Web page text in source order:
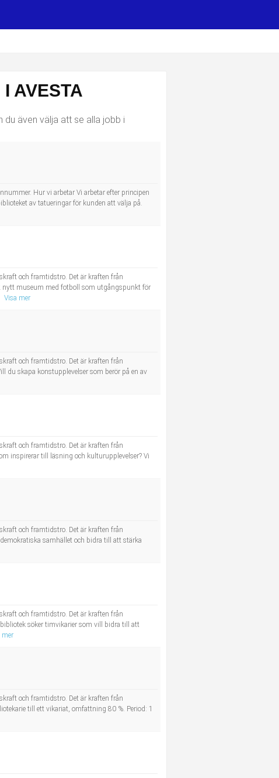
AVESTA
du även välja att se alla jobb i
Hur vi arbetar Vi arbetar efter principen
av tatueringar för kunden att välja på.
och framtidstro. Det är kraften från
nytt museum med fotboll som utgångspunkt för
Visa mer
och framtidstro. Det är kraften från
du skapa konstupplevelser som berör på en av
och framtidstro. Det är kraften från
inspirerar till läsning och kulturupplevelser? Vi
och framtidstro. Det är kraften från
samhället och bidra till att stärka
och framtidstro. Det är kraften från
söker timvikarier som vill bidra till att
mer
och framtidstro. Det är kraften från
till ett vikariat, omfattning 80 %. Period: 1